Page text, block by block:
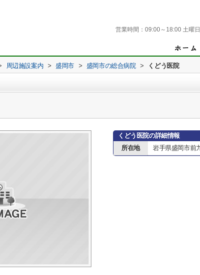
営業時間： 09:00～18:00 土曜
周辺施設案内 > 盛岡市 > 盛岡市の総合病院 > くどう医院
くどう医院の詳細情報
所在地
岩手県盛岡市前